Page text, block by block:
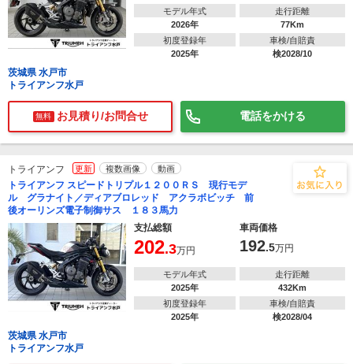
モデル年式
2026年
走行距離
77Km
初度登録年
2025年
車検/自賠責
検2028/10
茨城県 水戸市
トライアンフ水戸
無料 お見積り/お問合せ 電話をかける
トライアンフ 更新 複数画像 動画
トライアンフ スピードトリプル１２００ＲＳ 現行モデ
ル グラナイト／ディアブロレッド アクラボビッチ 前
後オーリンズ電子制御サス １８３馬力
支払総額
車両価格
202.3万円 192.5万円
モデル年式
2025年
走行距離
432Km
初度登録年
2025年
車検/自賠責
検2028/04
茨城県 水戸市
トライアンフ水戸